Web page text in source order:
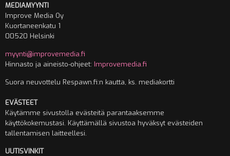
MEDIAMYYNTI
Improve Media Oy
Kuortaneenkatu 1
00520 Helsinki
myynti@improvemedia.fi
Hinnasto ja aineisto-ohjeet: Improvemedia.fi
Suora neuvottelu Respawn.fi:n kautta, ks. mediakortti
EVÄSTEET
Käytämme sivustolla evästeitä parantaaksemme
käyttökokemustasi. Käyttämällä sivustoa hyväksyt evästeiden
tallentamisen laitteellesi.
UUTISVINKIT